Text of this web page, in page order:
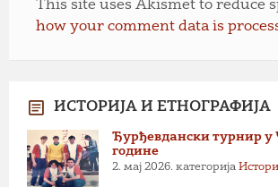
This site uses Akismet to reduce
how your comment data is
ИСТОРИЈА И ЕТНОГРАФИЈА
Ђурђевдански турнир у
године
2. мај 2026. категорија